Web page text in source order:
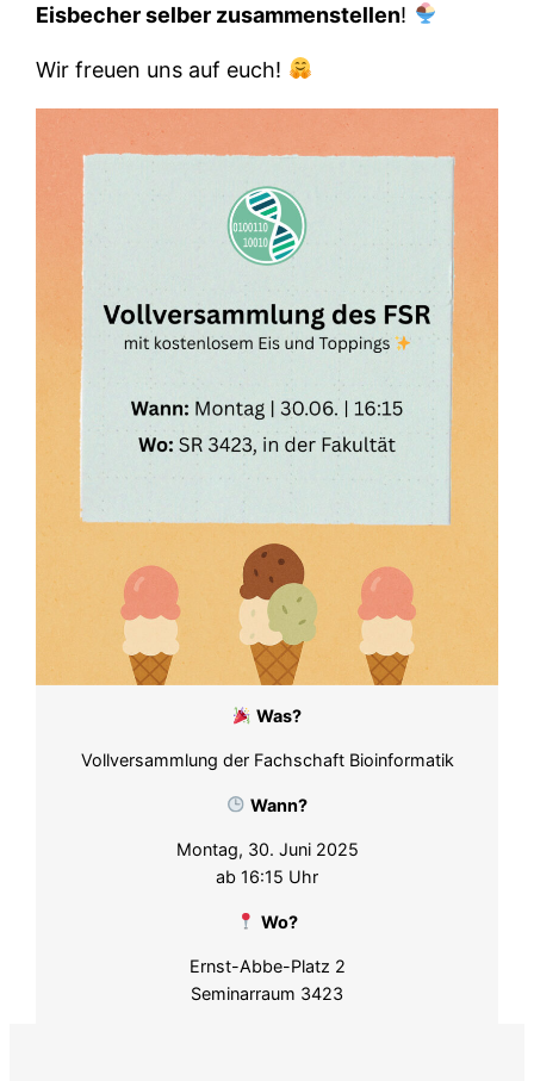
Eisbecher selber zusammenstellen!
Wir freuen uns auf euch!
Was?
Vollversammlung der Fachschaft Bioinformatik
Wann?
Montag, 30. Juni 2025
ab 16:15 Uhr
Wo?
Ernst-Abbe-Platz 2
Seminarraum 3423